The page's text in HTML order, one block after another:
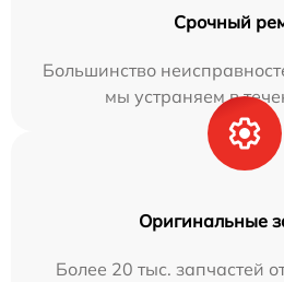
Срочный
Большинство
мы устраняем в
Оригинальные
Более 20 тыс. запчастей